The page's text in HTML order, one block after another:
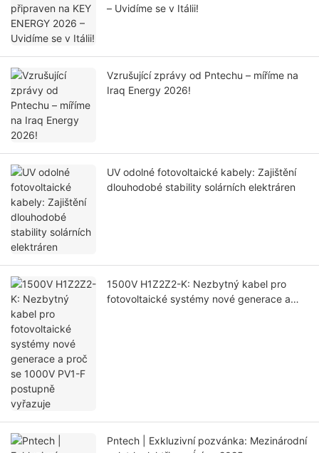
– Uvidíme se v Itálii!
Vzrušující zprávy od Pntechu – míříme na
Iraq Energy 2026!
UV odolné fotovoltaické kabely: Zajištění
dlouhodobé stability solárních elektráren
1500V H1Z2Z2-K: Nezbytný kabel pro
fotovoltaické systémy nové generace a
Pntech | Exkluzivní pozvánka: Mezinárodní